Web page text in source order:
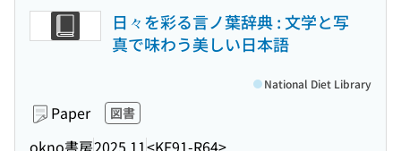
日々を彩る言ノ葉辞典 : 文学と写
真で味わう美しい日本語
Paper 図書
okno書房2025.11<KF91-R64>
National Diet Library